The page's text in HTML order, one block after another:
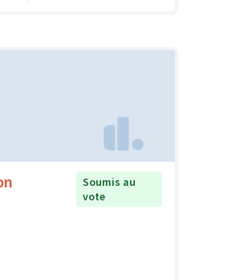
Soumis au
vote